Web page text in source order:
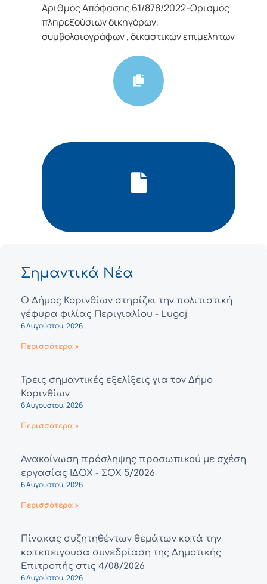
Αριθμός Απόφασης 61/878/2022-Ορισμός
πληρεξούσιων δικηγόρων,
συμβολαιογράφων , δικαστικών επιμελητων
Σημαντικά Νέα
Ο Δήμος Κορινθίων στηρίζει την πολιτιστική
γέφυρα φιλίας Περιγιαλίου - Lugoj
6 Αυγούστου, 2026
Περισσότερα »
Τρεις σημαντικές εξελίξεις για τον Δήμο
Κορινθίων
6 Αυγούστου, 2026
Περισσότερα »
Ανακοίνωση πρόσληψης προσωπικού με σχέση
εργασίας ΙΔΟΧ - ΣΟΧ 5/2026
6 Αυγούστου, 2026
Περισσότερα »
Πίνακας συζητηθέντων θεμάτων κατά την
κατεπειγουσα συνεδρίαση της Δημοτικής
Επιτροπής στις 4/08/2026
6 Αυγούστου, 2026